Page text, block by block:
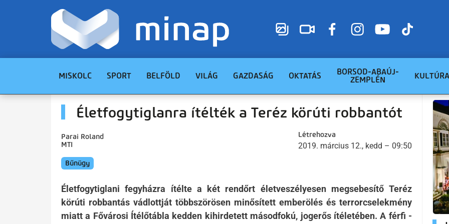
MISKOLC SPORT BELFÖLD VILÁG GAZDASÁG OKTATÁS
BORSOD-ABAÚJ-
ZEMPLÉN
KULTÚRA
Életfogytiglanra ítélték a Teréz körúti robbantót
Parai Roland
MTI
Létrehozva
2019. március 12., kedd – 09:50
Bűnügy
Életfogytiglani fegyházra ítélte a két rendőrt életveszélyesen megsebesítő Teréz
körúti robbantás vádlottját többszörösen minősített emberölés és terrorcselekmény
miatt a Fővárosi Ítélőtábla kedden kihirdetett másodfokú, jogerős ítéletében. A férfi -